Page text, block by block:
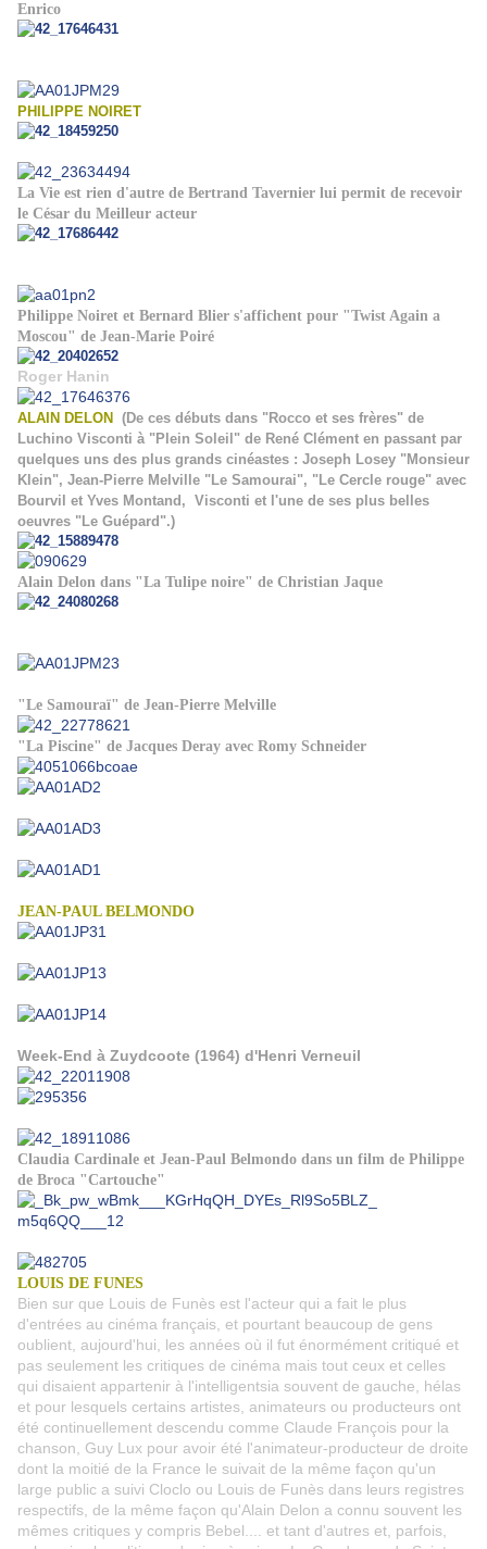
Enrico
PHILIPPE NOIRET
La Vie est rien d'autre de Bertrand Tavernier lui permit de recevoir
le César du Meilleur acteur
Philippe Noiret et Bernard Blier s'affichent pour "Twist Again a
Moscou" de Jean-Marie Poiré
Roger Hanin
ALAIN DELON (De ces débuts dans "Rocco et ses frères" de
Luchino Visconti à "Plein Soleil" de René Clément en passant par
quelques uns des plus grands cinéastes : Joseph Losey "Monsieur
Klein", Jean-Pierre Melville "Le Samourai", "Le Cercle rouge" avec
Bourvil et Yves Montand, Visconti et l'une de ses plus belles
oeuvres "Le Guépard".)
Alain Delon dans "La Tulipe noire" de Christian Jaque
"Le Samouraï" de Jean-Pierre Melville
"La Piscine" de Jacques Deray avec Romy Schneider
JEAN-PAUL BELMONDO
Week-End à Zuydcoote (1964) d'Henri Verneuil
Claudia Cardinale et Jean-Paul Belmondo dans un film de Philippe
de Broca "Cartouche"
LOUIS DE FUNES
Bien sur que Louis de Funès est l'acteur qui a fait le plus
d'entrées au cinéma français, et pourtant beaucoup de gens
oublient, aujourd'hui, les années où il fut énormément critiqué et
pas seulement les critiques de cinéma mais tout ceux et celles
qui disaient appartenir à l'intelligentsia souvent de gauche, hélas
et pour lesquels certains artistes, animateurs ou producteurs ont
été continuellement descendu comme Claude François pour la
chanson, Guy Lux pour avoir été l'animateur-producteur de droite
dont la moitié de la France le suivait de la même façon qu'un
large public a suivi Cloclo ou Louis de Funès dans leurs registres
respectifs, de la même façon qu'Alain Delon a connu souvent les
mêmes critiques y compris Bebel.... et tant d'autres et, parfois,